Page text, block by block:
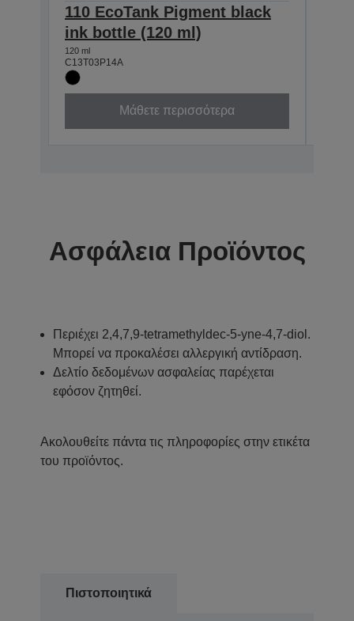
110 EcoTank Pigment black
ink bottle (120 ml)
120 ml
C13T03P14A
Μάθετε περισσότερα
Ασφάλεια Προϊόντος
Περιέχει 2,4,7,9-tetramethyldec-5-yne-4,7-diol.
Μπορεί να προκαλέσει αλλεργική αντίδραση.
Δελτίο δεδομένων ασφαλείας παρέχεται
εφόσον ζητηθεί.
Ακολουθείτε πάντα τις πληροφορίες στην ετικέτα
του προϊόντος.
Πιστοποιητικά